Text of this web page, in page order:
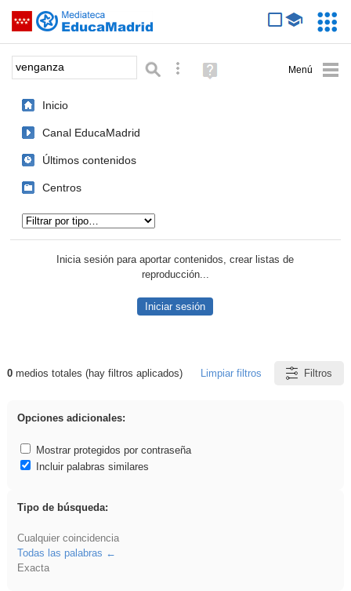
Saltar navegación
Palabra o frase: Búsqueda avanzada
Ayuda
(en
Inicio
Canal EducaMadrid
Últimos contenidos
Centros
Inicia sesión para aportar contenidos, crear listas de
reproducción...
Iniciar sesión
Resultados de: venganza
0medios totales (hay filtros aplicados) Limpiar filtros Filtros
Opciones adicionales:
Mostrar protegidos por contraseña
Incluir palabras similares
Tipo de búsqueda:
Cualquier coincidencia
Todas las palabras
Exacta